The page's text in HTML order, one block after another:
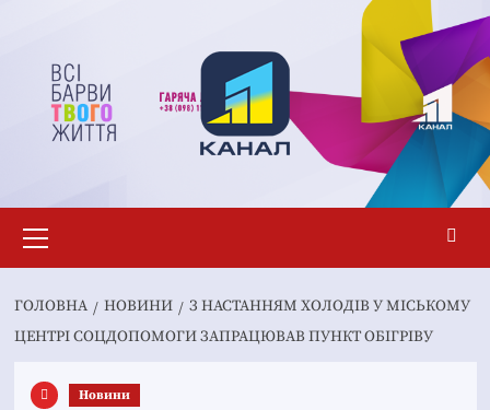
вмісту
меню
ГОЛОВНА НОВИНИ
З НАСТАННЯМ ХОЛОДІВ У МІСЬКОМУ
ЦЕНТРІ СОЦДОПОМОГИ ЗАПРАЦЮВАВ ПУНКТ ОБІГРІВУ
Новини